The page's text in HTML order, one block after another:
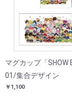
マグカップ「SHOW
01/集合デザイン
￥1,100